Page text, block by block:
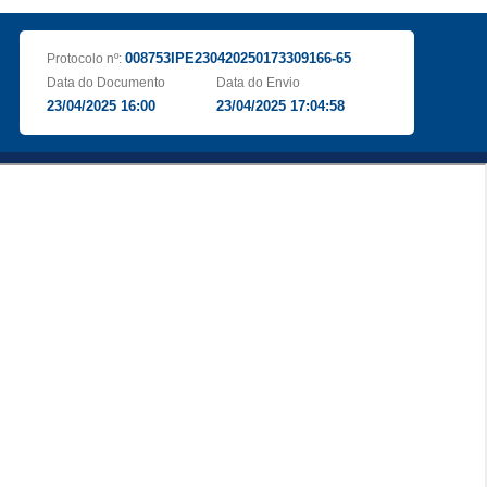
Protocolo nº: 008753IPE230420250173309166-65
Data do Documento
23/04/2025 16:00
Data do Envio
23/04/2025 17:04:58